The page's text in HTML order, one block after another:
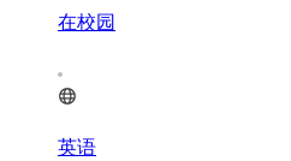
在校园
英语